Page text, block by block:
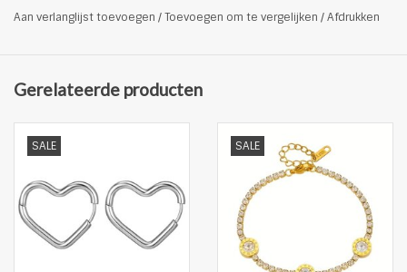
Kleur: goudkleurig
Aan verlanglijst toevoegen /Toevoegen om te vergelijken /Afdrukken
Gerelateerde producten
SALE SALE